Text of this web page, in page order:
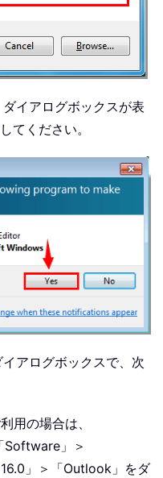
イアログボックスが表
てください。
アログボックスで、次
用の場合は、
Software」＞
」＞「Outlook」をダ